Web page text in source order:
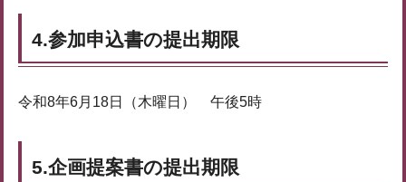
4.参加申込書の提出期限
令和8年6月18日（木曜日） 午後5時
5.企画提案書の提出期限